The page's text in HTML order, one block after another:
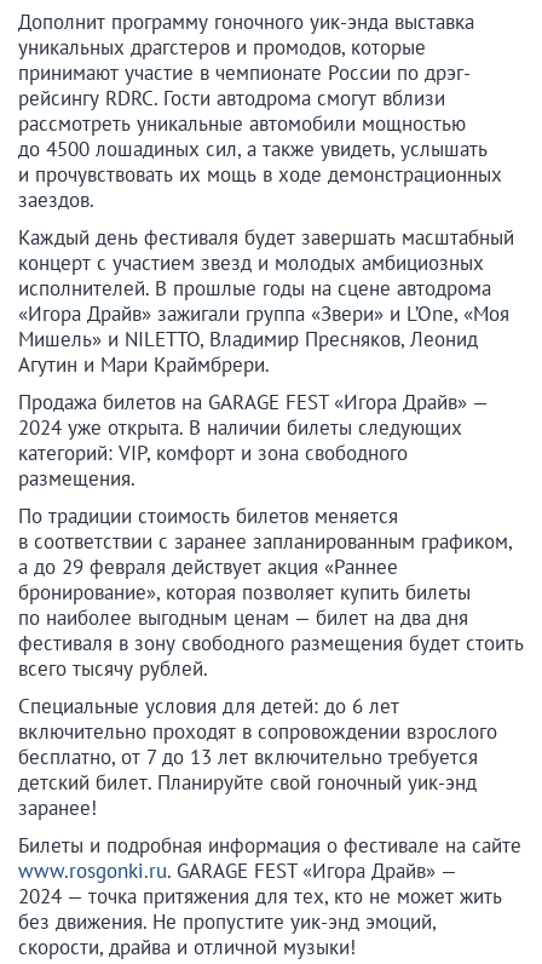
Дополнит программу гоночного уик-энда выставка
уникальных драгстеров и промодов, которые
принимают участие в чемпионате России по дрэг-
рейсингу RDRC. Гости автодрома смогут вблизи
рассмотреть уникальные автомобили мощностью
до 4500 лошадиных сил, а также увидеть, услышать
и прочувствовать их мощь в ходе демонстрационных
заездов.
Каждый день фестиваля будет завершать масштабный
концерт с участием звезд и молодых амбициозных
исполнителей. В прошлые годы на сцене автодрома
«Игора Драйв» зажигали группа «Звери» и L’One, «Моя
Мишель» и NILETTO, Владимир Пресняков, Леонид
Агутин и Мари Краймбрери.
Продажа билетов на GARAGE FEST «Игора Драйв» —
2024 уже открыта. В наличии билеты следующих
категорий: VIP, комфорт и зона свободного
размещения.
По традиции стоимость билетов меняется
в соответствии с заранее запланированным графиком,
а до 29 февраля действует акция «Раннее
бронирование», которая позволяет купить билеты
по наиболее выгодным ценам — билет на два дня
фестиваля в зону свободного размещения будет стоить
всего тысячу рублей.
Специальные условия для детей: до 6 лет
включительно проходят в сопровождении взрослого
бесплатно, от 7 до 13 лет включительно требуется
детский билет. Планируйте свой гоночный уик-энд
заранее!
Билеты и подробная информация о фестивале на сайте
www.rosgonki.ru. GARAGE FEST «Игора Драйв» —
2024 — точка притяжения для тех, кто не может жить
без движения. Не пропустите уик-энд эмоций,
скорости, драйва и отличной музыки!